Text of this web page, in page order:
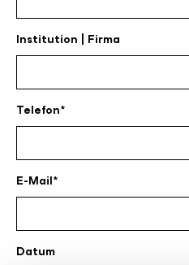
Institution | Firma
Telefon
E-Mail
Datum